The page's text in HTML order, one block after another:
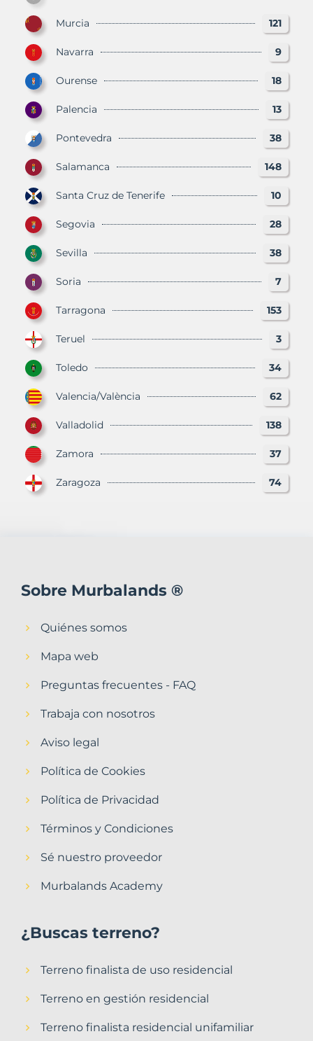
Murcia 121
Navarra 9
Ourense 18
Palencia 13
Pontevedra 38
Salamanca 148
Santa Cruz de Tenerife 10
Segovia 28
Sevilla 38
Soria 7
Tarragona 153
Teruel 3
Toledo 34
Valencia/València 62
Valladolid 138
Zamora 37
Zaragoza 74
Sobre Murbalands ®
Quiénes somos
Mapa web
Preguntas frecuentes - FAQ
Trabaja con nosotros
Aviso legal
Política de Cookies
Política de Privacidad
Términos y Condiciones
Sé nuestro proveedor
Murbalands Academy
¿Buscas terreno?
Terreno finalista de uso residencial
Terreno en gestión residencial
Terreno finalista residencial unifamiliar